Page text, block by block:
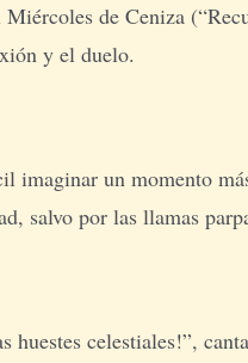
de Ceniza
y el duelo.
imaginar un momento
salvo por las llamas
huestes celestiales!”,